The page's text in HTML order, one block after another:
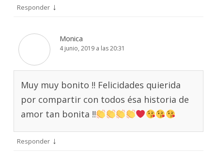
Responder ↓
Monica
4 junio, 2019 a las 20:31
Muy muy bonito !! Felicidades quierida
por compartir con todos ésa historia de
amor tan bonita !!
Responder ↓